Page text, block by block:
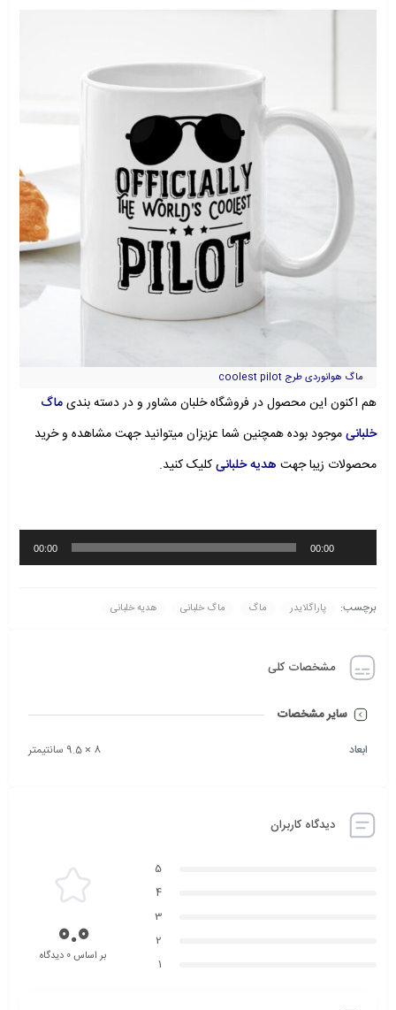
ماگ هوانوردی طرج coolest pilot
هم اکنون این محصول در فروشگاه خلبان مشاور و در دسته بندیماگ
خلبانیموجود بوده همچنین شما عزیزان میتوانید جهت مشاهده و خرید
محصولات زیبا جهت هدیه خلبانیکلیک کنید.
صوت
00:00
00:00
برچسب: پاراگلایدر ماگ ماگ خلبانی هدیه خلبانی
مشخصات کلی
سایر مشخصات
ابعاد 8 × 9.5 سانتیمتر
دیدگاه کاربران
5
4
3
2
1
0.0بر اساس 0 دیدگاه